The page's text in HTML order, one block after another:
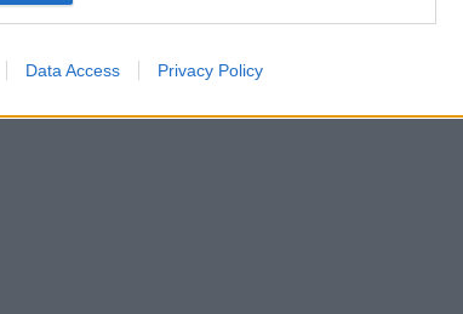
Data Access Privacy Policy
alapismereteket és készségeket.